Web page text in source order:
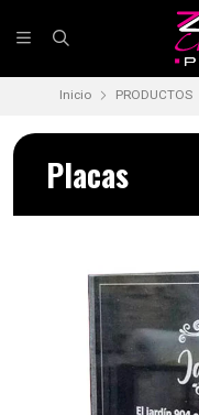
Inicio PRODUCTOS
Placas